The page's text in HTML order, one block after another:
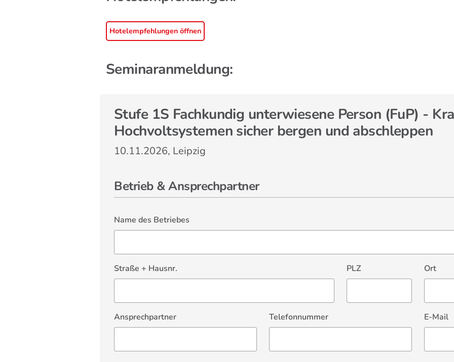
Hotelempfehlungen öffnen
Seminaranmeldung:
Stufe 1S Fachkundig unterwiesene Person (FuP) -
Hochvoltsystemen sicher bergen und abschleppen
10.11.2026, Leipzig
Betrieb & Ansprechpartner
Name des Betriebes
Straße + Hausnr. PLZ Ort
Ansprechpartner Telefonnummer E-Mail